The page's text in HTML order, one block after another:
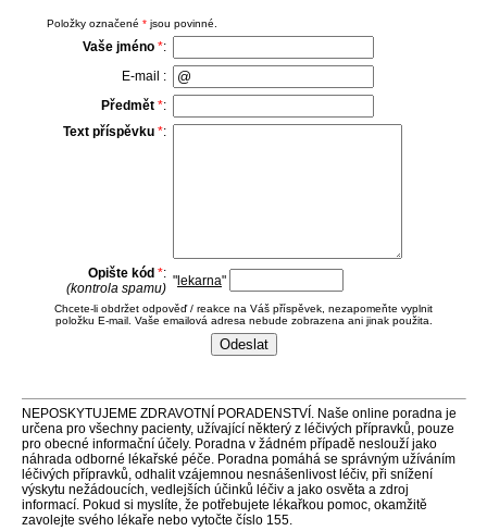
Položky označené * jsou povinné.
Vaše jméno *:
E-mail :
Předmět *:
Text příspěvku *:
Opište kód *:
(kontrola spamu) " lekarna"
Chcete-li obdržet odpověď / reakce na Váš příspěvek, nezapomeňte vyplnit
položku E-mail. Vaše emailová adresa nebude zobrazena ani jinak použita.
NEPOSKYTUJEME ZDRAVOTNÍ PORADENSTVÍ. Naše online poradna je
určena pro všechny pacienty, užívající některý z léčivých přípravků, pouze
pro obecné informační účely. Poradna v žádném případě neslouží jako
náhrada odborné lékařské péče. Poradna pomáhá se správným užíváním
léčivých přípravků, odhalit vzájemnou nesnášenlivost léčiv, při snížení
výskytu nežádoucích, vedlejších účinků léčiv a jako osvěta a zdroj
informací. Pokud si myslíte, že potřebujete lékařkou pomoc, okamžitě
zavolejte svého lékaře nebo vytočte číslo 155.